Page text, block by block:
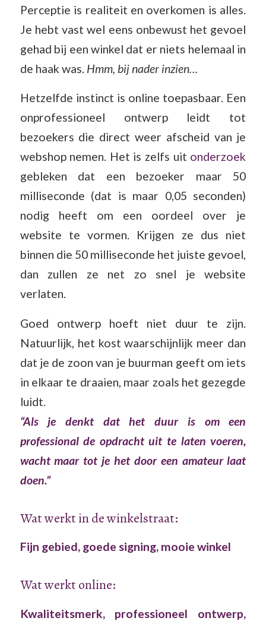
Perceptie is realiteit en overkomen is alles.
Je hebt vast wel eens onbewust het gevoel
gehad bij een winkel dat er niets helemaal in
de haak was. Hmm, bij nader inzien…
Hetzelfde instinct is online toepasbaar. Een
onprofessioneel ontwerp leidt tot
bezoekers die direct weer afscheid van je
webshop nemen. Het is zelfs uit onderzoek
gebleken dat een bezoeker maar 50
milliseconde (dat is maar 0,05 seconden)
nodig heeft om een oordeel over je
website te vormen. Krijgen ze dus niet
binnen die 50 milliseconde het juiste gevoel,
dan zullen ze net zo snel je website
verlaten.
Goed ontwerp hoeft niet duur te zijn.
Natuurlijk, het kost waarschijnlijk meer dan
dat je de zoon van je buurman geeft om iets
in elkaar te draaien, maar zoals het gezegde
luidt.
“Als je denkt dat het duur is om een
professional de opdracht uit te laten voeren,
wacht maar tot je het door een amateur laat
doen.”
Wat werkt in de winkelstraat:
Fijn gebied, goede signing, mooie winkel
Wat werkt online:
Kwaliteitsmerk, professioneel ontwerp,